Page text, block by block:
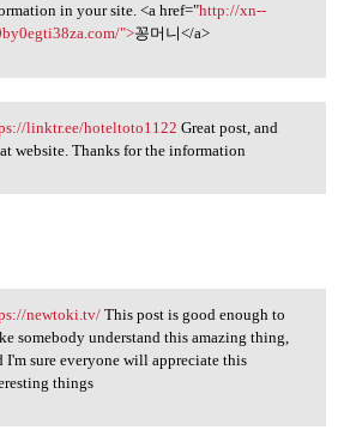
in your site. <a href="http://xn--
">꽁머니</a>
linktr.ee
linktr.ee/hoteltoto1122 Great post, and
website. Thanks for the information
newtoki.tv/ This post
newtoki.tv/This post is good enough to
somebody understand this amazing thing,
I'm sure everyone will appreciate this
things